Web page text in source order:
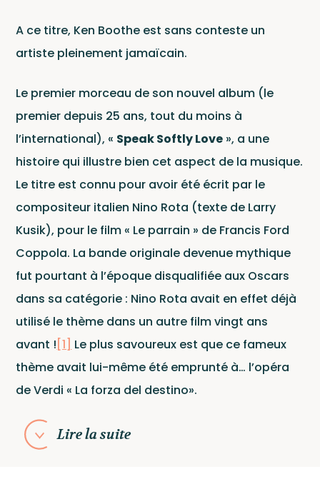
A ce titre, Ken Boothe est sans conteste un
artiste pleinement jamaïcain.
Le premier morceau de son nouvel album (le
premier depuis 25 ans, tout du moins à
l’international), « Speak Softly Love », a une
histoire qui illustre bien cet aspect de la musique.
Le titre est connu pour avoir été écrit par le
compositeur italien Nino Rota (texte de Larry
Kusik), pour le film « Le parrain » de Francis Ford
Coppola. La bande originale devenue mythique
fut pourtant à l’époque disqualifiée aux Oscars
dans sa catégorie : Nino Rota avait en effet déjà
utilisé le thème dans un autre film vingt ans
avant ! [1] Le plus savoureux est que ce fameux
thème avait lui-même été emprunté à… l’opéra
de Verdi « La forza del destino».
Lire la suite